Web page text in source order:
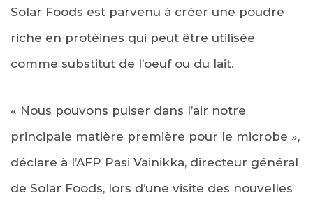
Solar Foods est parvenu à créer une poudre
riche en protéines qui peut être utilisée
comme substitut de l’oeuf ou du lait.
« Nous pouvons puiser dans l’air notre
principale matière première pour le microbe »,
déclare à l’AFP Pasi Vainikka, directeur général
de Solar Foods, lors d’une visite des nouvelles